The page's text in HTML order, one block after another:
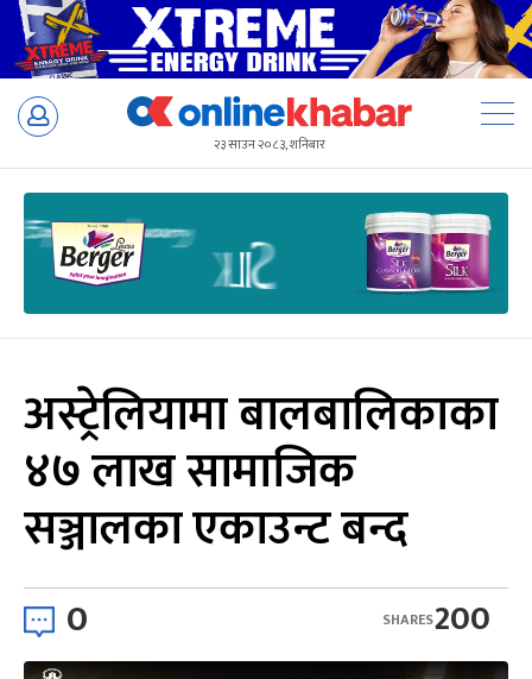
Skip
२३ साउन २०८३, शनिबार
अस्ट्रेलियामा बालबालिकाका
४७ लाख सामाजिक
सञ्जालका एकाउन्ट बन्द
0 200
SHARES